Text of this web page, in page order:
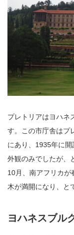
プレトリアはヨハネ
す。この市庁舎はプ
にあり、1935年に開
外観のみでしたが、
10月、南アフリカが
木が満開になり、と
ヨハネスブル